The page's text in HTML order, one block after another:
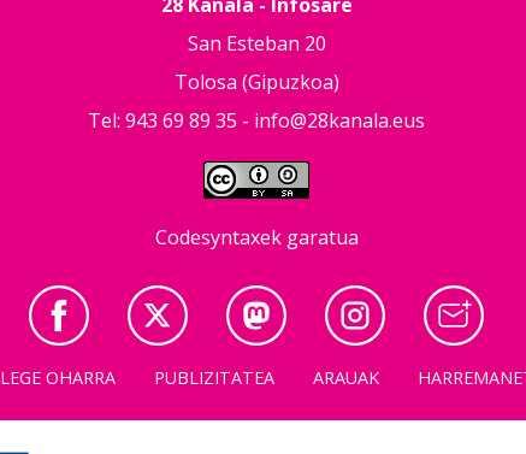
San Esteban 20
Tolosa (Gipuzkoa)
Tel: 943 69 89 35 - info@28kanala.eus
Codesyntaxek garatua
LEGE OHARRA PUBLIZITATEA ARAUAK